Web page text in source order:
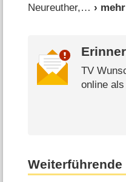
Neureuther,
TV
online